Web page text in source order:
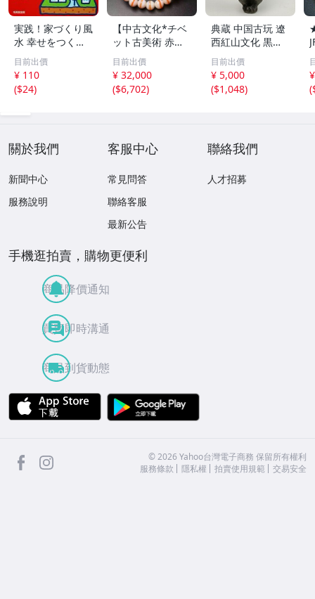
実践！家づくり風
水 幸せをつくる
家とインテリア/
浅野八郎(著者)
目前出價
¥ 110
($24)
【中古文化*チベ
ット古美術 赤縞
天眼瑪瑙丸珠 天
地天珠組み合わせ
ブレスレット 縞
瑪瑙 古玩 アンテ
目前出價
¥ 32,000
($6,702)
典蔵 中国古玩 遼
西紅山文化 黒曜
石 黒皮玉 太陽神
祈祷像 唐物 骨董
品 古美術 古玉 彫
刻 時代物 魔除け
目前出價
¥ 5,000
($1,048)
(
關於我們
新聞中心
服務說明
客服中心
常見問答
聯絡客服
最新公告
聯絡我們
人才招募
手機逛拍賣，購物更便利
商品降價通知
買賣即時溝通
商品到貨動態
APP Store
facebook ©2026 Yahoo台灣電子商務 保留所有權利
服務條款
隱私權 拍賣使用規範 交易安全